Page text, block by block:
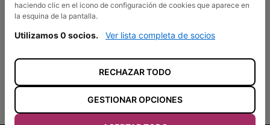
haciendo clic en el icono de configuración de cookies que aparece en
la esquina de la pantalla.
Utilizamos 0 socios. Ver lista completa de socios
RECHAZAR TODO
GESTIONAR OPCIONES